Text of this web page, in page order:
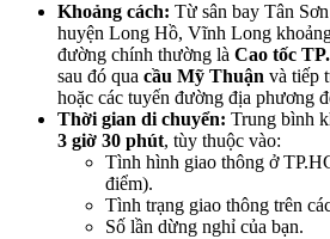
Khoảng cách: Từ sân bay Tân
huyện Long Hồ, Vĩnh Long
đường chính thường là Cao tốc
sau đó qua cầu Mỹ Thuận và tiếp
hoặc các tuyến đường địa phương
Thời gian di chuyển: Trung bình
3 giờ 30 phút, tùy thuộc vào:
Tình hình giao thông ở
điểm).
Tình trạng giao thông trên
Số lần dừng nghỉ của bạn.